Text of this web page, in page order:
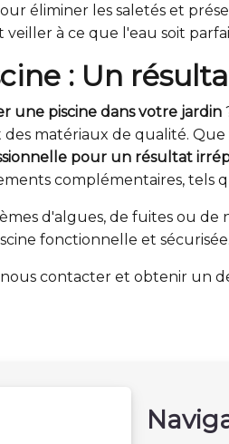
éliminer les saletés et
à ce que l'eau soit
: Un
une piscine dans votre jardin
matériaux de qualité.
pour un résultat
complémentaires, tels
d'algues, de fuites ou
fonctionnelle et
contacter et obtenir un